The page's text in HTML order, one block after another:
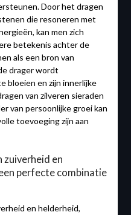
Door het dragen
die resoneren met
kan men zich
betekenis achter de
als een bron van
drager wordt
bloeien en zijn innerlijke
van zilveren sieraden
van persoonlijke groei kan
toevoeging zijn aan
zuiverheid en
perfecte combinatie
en helderheid,